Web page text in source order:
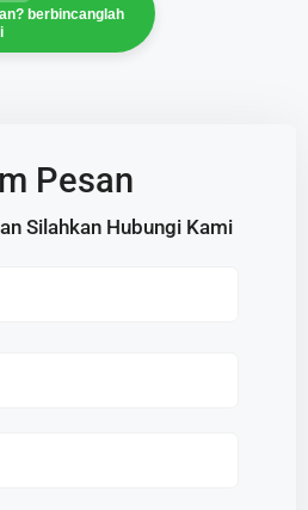
berbincanglah
Pesan
Silahkan Hubungi Kami